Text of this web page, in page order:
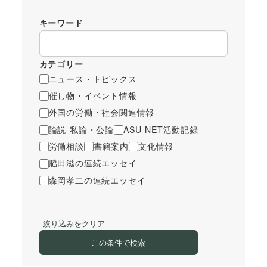
キーワード
カテゴリー
ニュース・トピックス
催し物・イベント情報
外国の労働・社会関連情報
論説-私論・公論
ASU-NET活動記録
労働相談
書籍案内
文化情報
脇田滋の連続エッセイ
森岡孝二の連続エッセイ
絞り込みをクリア
この条件で検索